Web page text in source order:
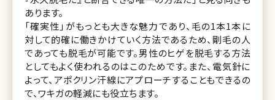
あります。
「確実性」がもっとも大きな魅力であり、毛の1本1本に
対して的確に働きかけていく方法であるため、剛毛の人
であっても脱毛が可能です。男性のヒゲを脱毛する方法
としてもよく使われるのはこのためです。また、電気針に
よって、アポクリン汗線にアプローチすることもできるの
で、ワキガの軽減にも役立ちます。